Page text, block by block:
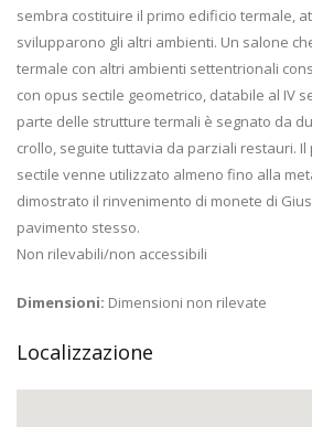
sembra costituire il primo edificio termale,
svilupparono gli altri ambienti. Un salone
termale con altri ambienti settentrionali
con opus sectile geometrico, databile al IV
parte delle strutture termali è segnato da
crollo, seguite tuttavia da parziali restauri.
sectile venne utilizzato almeno fino alla
dimostrato il rinvenimento di monete di
pavimento stesso.
Non rilevabili/non accessibili
Dimensioni: Dimensioni non rilevate
Localizzazione